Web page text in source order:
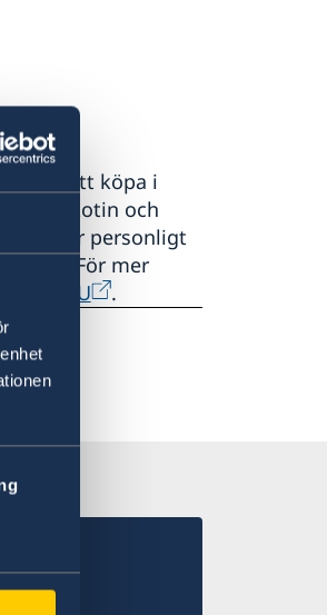
finns att köpa i
nikotin och
för personligt
). För mer
inom EU .